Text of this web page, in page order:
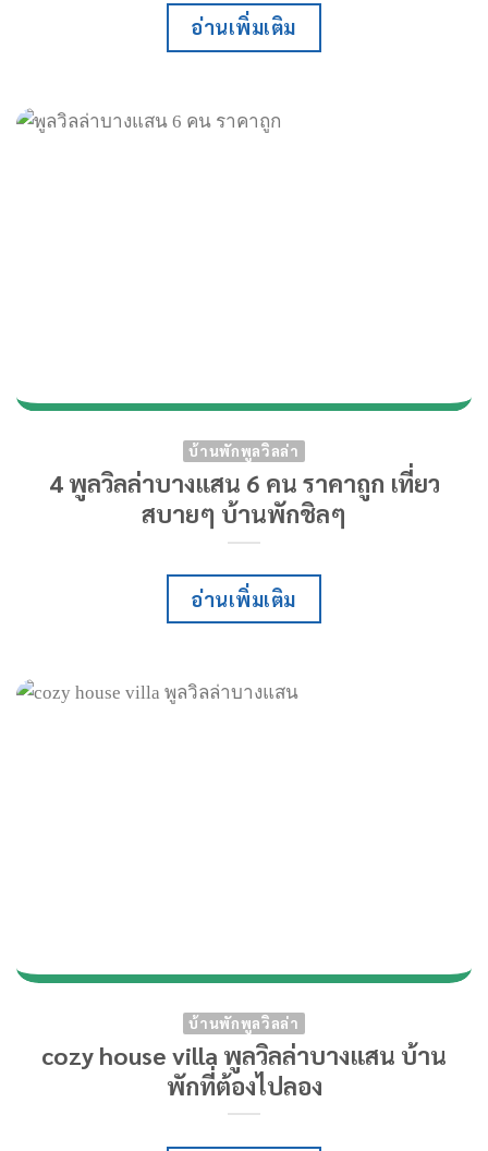
อ่านเพิ่มเติม
บ้านพักพูลวิลล่า
4 พูลวิลล่าบางแสน 6 คน ราคาถูก เที่ยว
สบายๆ บ้านพักชิลๆ
อ่านเพิ่มเติม
บ้านพักพูลวิลล่า
cozy house villa พูลวิลล่าบางแสน บ้าน
พักที่ต้องไปลอง